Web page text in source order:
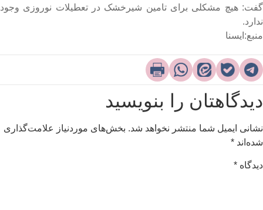
هیچ مشکلی برای تامین شیرخشک در تعطیلات نوروزی وجود
را بنویسید
ایمیل شما منتشر نخواهد شد. بخش‌های موردنیاز علامت‌گذاری
*
*